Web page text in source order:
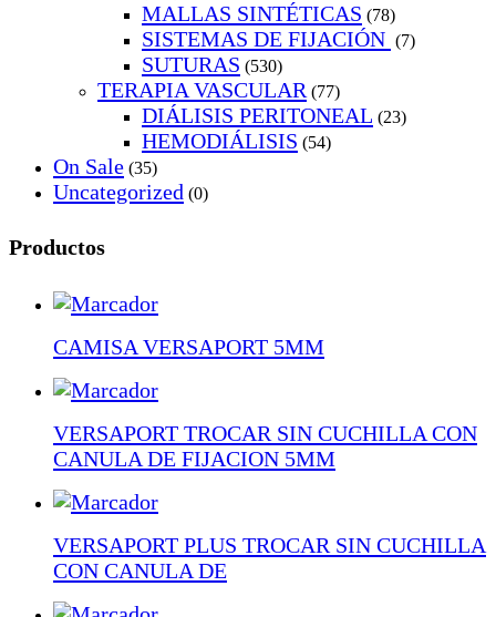
MALLAS SINTÉTICAS (78)
SISTEMAS DE FIJACIÓN (7)
SUTURAS (530)
TERAPIA VASCULAR (77)
DIÁLISIS PERITONEAL (23)
HEMODIÁLISIS (54)
On Sale (35)
Uncategorized (0)
Productos
CAMISA VERSAPORT 5MM
VERSAPORT TROCAR SIN CUCHILLA CON
CANULA DE FIJACION 5MM
VERSAPORT PLUS TROCAR SIN CUCHILLA
CON CANULA DE